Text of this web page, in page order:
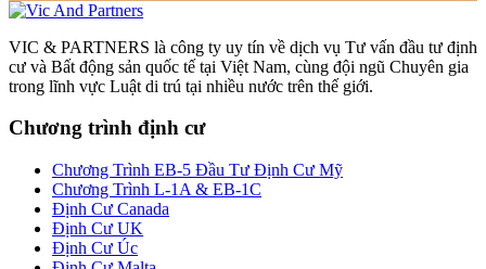
VIC & PARTNERS là công ty uy tín về dịch vụ Tư vấn đầu tư định
cư và Bất động sản quốc tế tại Việt Nam, cùng đội ngũ Chuyên gia
trong lĩnh vực Luật di trú tại nhiều nước trên thế giới.
Chương trình định cư
Chương Trình EB-5 Đầu Tư Định Cư Mỹ
Chương Trình L-1A & EB-1C
Định Cư Canada
Định Cư UK
Định Cư Úc